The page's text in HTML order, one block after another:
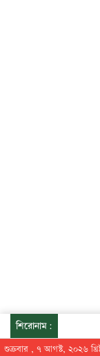
শিরোনাম:
শুক্রবার , ৭ আগস্ট, ২০২৬